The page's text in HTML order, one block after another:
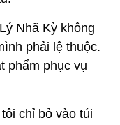
Nhã Kỳ không
phải lệ thuộc.
phẩm phục vụ
chỉ bỏ vào túi